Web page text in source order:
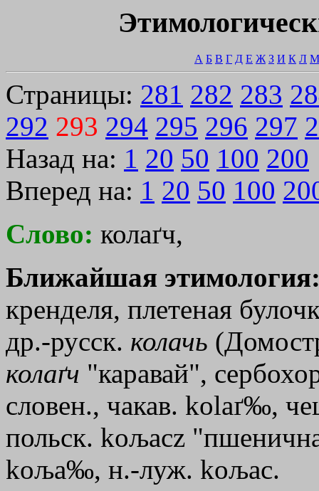
А Б В Г Д Е Ж З И К Л М
Страницы: 281 282 283
292 293 294 295 296 297
Назад на: 1 20 50 100 200
Вперед на: 1 20 50 100
Слово: колаґч,
Ближайшая
кренделя, плетеная
др.-русск. колачь
колаґч "каравай",
словен., чакав. kolaґ‰,
польск. kољасz
kоља‰, н.-луж. kољас.